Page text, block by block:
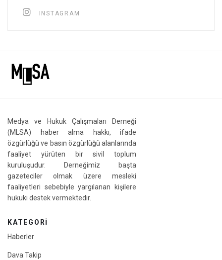
INSTAGRAM
Medya ve Hukuk Çalışmaları Derneği
(MLSA) haber alma hakkı, ifade
özgürlüğü ve basın özgürlüğü alanlarında
faaliyet yürüten bir sivil toplum
kuruluşudur. Derneğimiz başta
gazeteciler olmak üzere mesleki
faaliyetleri sebebiyle yargılanan kişilere
hukuki destek vermektedir.
KATEGORI
Haberler
Dava Takip